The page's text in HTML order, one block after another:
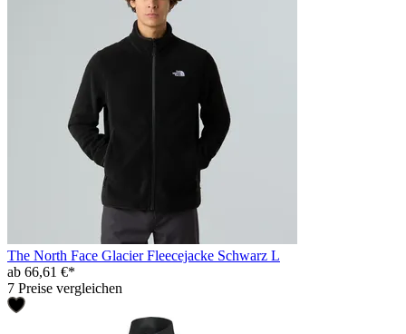
The North Face Glacier Fleecejacke Schwarz L
ab 66,61 €*
7 Preise vergleichen